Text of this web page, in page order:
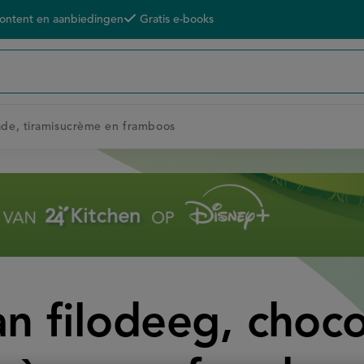
en aanbiedingen Gratis e-books
tiramisucrème en framboos
filodeeg,